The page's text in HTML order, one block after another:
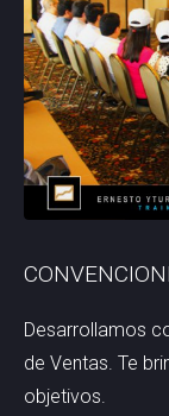
Desarrollamos
de Ventas. Te
objetivos.